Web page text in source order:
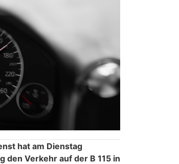
hat am Dienstag
Verkehr auf der B 115 in